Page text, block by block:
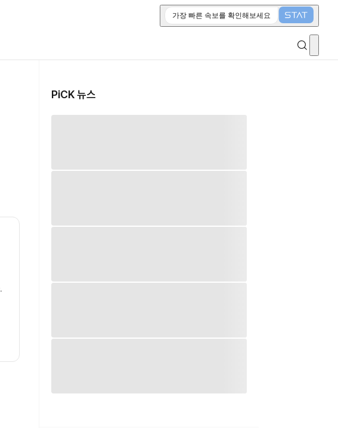
가장 빠른 속보를 확인해보세요
PiCK 뉴스